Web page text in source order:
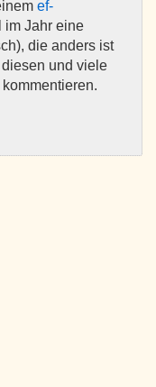
ef-
Jahr eine
die anders ist
und viele